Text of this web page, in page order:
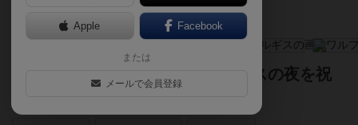
幻想的な篝火を集め、ワルプルギスの夜を祝
いましょう。
Apple Facebook
または
メールで会員登録